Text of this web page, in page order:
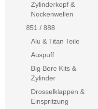
Zylinderkopf &
Nockenwellen
851 / 888
Alu & Titan Teile
Auspuff
Big Bore Kits &
Zylinder
Drosselklappen &
Einspritzung